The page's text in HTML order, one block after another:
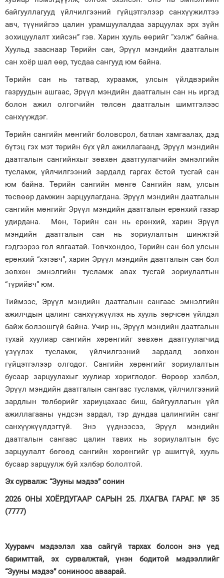
байгууллагууд үйлчилгээний гүйцэтгэлээр санхүүжилтээ
авч, түүнийгээ цалин урамшуулалдаа зарцуулах эрх зүйн
зохицуулалт хийсэн” гэв. Харин хууль өөрийг “хэлж” байна.
Хуульд зааснаар Төрийн сан, Эрүүл мэндийн даатгалын
сан хоёр шал өөр, тусдаа сангууд юм байна.
Төрийн сан нь татвар, хураамж, улсын үйлдвэрийн
газруудын ашгаас, Эрүүл мэндийн даатгалын сан нь иргэд
болон ажил олгогчийн төлсөн даатгалын шимтгэлээс
санхүүждэг.
Төрийн сангийн мөнгийг боловсрол, батлан хамгаалах, дэд
бүтэц гэх мэт төрийн бүх үйл ажиллагаанд, Эрүүл мэндийн
даатгалын сангийнхыг зөвхөн даатгуулагчийн эмнэлгийн
тусламж, үйлчилгээний зардалд гаргах ёстой тусгай сан
юм байна. Төрийн сангийн мөнгө Сангийн яам, улсын
төсвөөр дамжин зарцуулагдана. Эрүүл мэндийн даатгалын
сангийн мөнгийг Эрүүл мэндийн даатгалын ерөнхий газар
удирдана. Мөн, Төрийн сан нь ерөнхий, харин Эрүүл
мэндийн даатгалын сан нь зориулалтын шинжтэй
гэдгээрээ гол ялгаатай. Товчхондоо, Төрийн сан бол улсын
ерөнхий “хэтэвч”, харин Эрүүл мэндийн даатгалын сан бол
зөвхөн эмнэлгийн тусламж авах тусгай зориулалтын
“түрийвч” юм.
Тиймээс, Эрүүл мэндийн даатгалын сангаас эмнэлгийн
ажилчдын цалинг санхүүжүүлэх нь хууль зөрчсөн үйлдэл
байж болзошгүй байна. Учир нь, Эрүүл мэндийн даатгалын
тухай хуулиар сангийн хөрөнгийг зөвхөн даатгуулагчид
үзүүлэх тусламж, үйлчилгээний зардалд зөвхөн
гүйцэтгэлээр олгодог. Сангийн хөрөнгийг зориулалтын
бусаар зарцуулахыг хуулиар хориглодог. Өөрөөр хэлбэл,
Эрүүл мэндийн даатгалын сангаас тусламж, үйлчилгээний
зардлын төлбөрийг хариуцахаас биш, байгууллагын үйл
ажиллагааны үндсэн зардал, тэр дундаа цалингийн санг
санхүүжүүлдэггүй. Энэ үүднээсээ, Эрүүл мэндийн
даатгалын сангаас цалин тавих нь зориулалтын бус
зарцуулалт бөгөөд сангийн хөрөнгийг үр ашиггүй, хууль
бусаар зарцуулж буй хэлбэр бололтой.
Эх сурвалж: “Зууны мэдээ” сонин
2026 ОНЫ ХОЁРДУГААР САРЫН 25. ЛХАГВА ГАРАГ. № 35
(7777)
Хуурамч мэдээлэл хаа сайгүй тархах болсон энэ үед
баримттай, эх сурвалжтай, үнэн бодитой мэдээллийг
“Зууны мэдээ” сониноос аваарай.